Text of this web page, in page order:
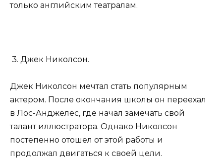
только английским театралам.
3. Джек Николсон.
Джек Николсон мечтал стать популярным
актером. После окончания школы он переехал
в Лос-Анджелес, где начал замечать свой
талант иллюстратора. Однако Николсон
постепенно отошел от этой работы и
продолжал двигаться к своей цели.